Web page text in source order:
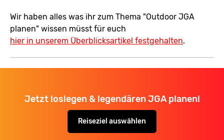
Wir haben alles was ihr zum Thema "Outdoor JGA
planen" wissen müsst für euch
hier in unserem Überblicksartikel festgehalten.
Jetzt loslegen & legendären JGA planen!
Reiseziel auswählen